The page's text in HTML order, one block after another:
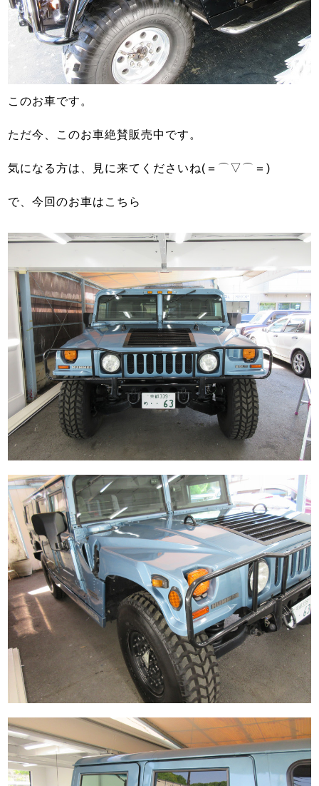
このお車です。
ただ今、このお車絶賛販売中です。
気になる方は、見に来てくださいね(＝⌒▽⌒＝)
で、今回のお車はこちら